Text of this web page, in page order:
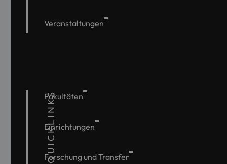
Veranstaltungen
QUICKLINKS
Fakultäten
Einrichtungen
Forschung und Transfer